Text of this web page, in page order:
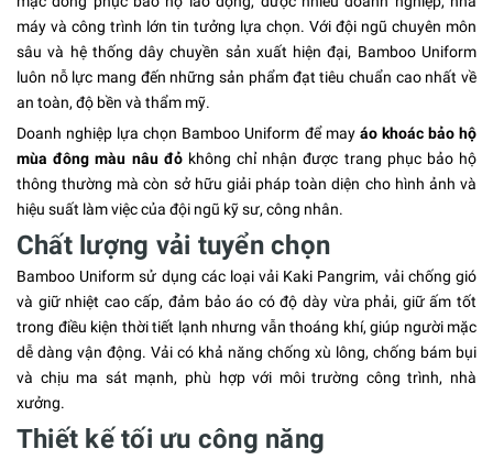
máy và công trình lớn tin tưởng lựa chọn. Với đội ngũ chuyên môn
sâu và hệ thống dây chuyền sản xuất hiện đại, Bamboo Uniform
luôn nỗ lực mang đến những sản phẩm đạt tiêu chuẩn cao nhất về
an toàn, độ bền và thẩm mỹ.
Doanh nghiệp lựa chọn Bamboo Uniform để may áo khoác bảo hộ
mùa đông màu nâu đỏkhông chỉ nhận được trang phục bảo hộ
thông thường mà còn sở hữu giải pháp toàn diện cho hình ảnh và
hiệu suất làm việc của đội ngũ kỹ sư, công nhân.
Chất lượng vải tuyển chọn
Bamboo Uniform sử dụng các loại vải Kaki Pangrim, vải chống gió
và giữ nhiệt cao cấp, đảm bảo áo có độ dày vừa phải, giữ ấm tốt
trong điều kiện thời tiết lạnh nhưng vẫn thoáng khí, giúp người mặc
dễ dàng vận động. Vải có khả năng chống xù lông, chống bám bụi
và chịu ma sát mạnh, phù hợp với môi trường công trình, nhà
xưởng.
Thiết kế tối ưu công năng